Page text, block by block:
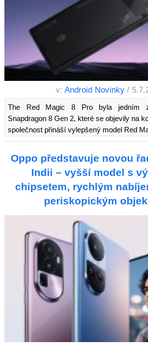
v: Android Novinky /
The Red Magic 8 Pro byla jedním
Snapdragon 8 Gen 2, které se objevily na
společnost přináší vylepšený model Red
Oppo představuje novou
Indii – vyšší model s
chipsetem, rychlým
periskopickým